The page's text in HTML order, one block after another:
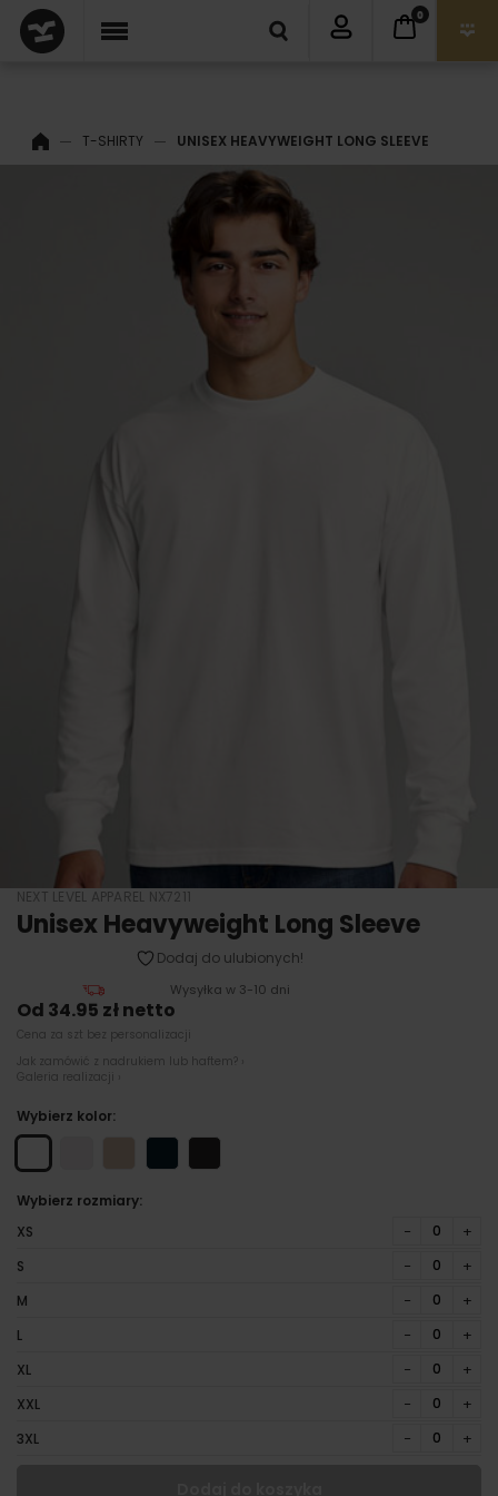
0
T-SHIRTY UNISEX HEAVYWEIGHT LONG SLEEVE
NEXT LEVEL APPAREL NX7211
Unisex Heavyweight Long Sleeve
Dodaj do ulubionych!
Wysyłka w 3-10 dni
Od 34.95 zł netto
Cena za szt bez personalizacji
Jak zamówić z nadrukiem lub haftem? ›
Galeria realizacji ›
Wybierz kolor:
Wybierz rozmiary:
XS
− +
S − +
M − +
L − +
XL − +
XXL − +
3XL − +